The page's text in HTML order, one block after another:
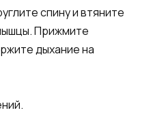
спину и втяните
Прижмите
дыхание на